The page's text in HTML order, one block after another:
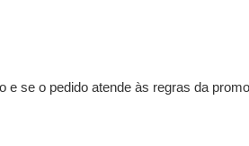
e se o pedido atende às regras da